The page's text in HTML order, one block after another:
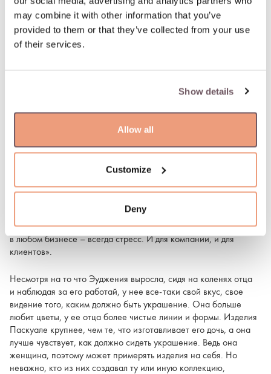
may combine it with other information that you’ve
provided to them or that they’ve collected from your use
of their services.
Show details
Allow all
Customize
Deny
«И это очень ценно для нас и наших клиентов, ведь это
качество каждого изделия, – отмечает Симон Стефани. – Хотя
уже далеко не все делает он сам. Сегодня пост арт-директора
коллекций теперь создает именно она. Однако надо признать,
для бизнеса. Дело в том, что клиенты сразу почувствовали
«новую руку». Одни приняли стиль нового дизайнера, другие
то, что линию Amore Паскуале как делал сам, так
и продолжает делать до сих пор. Впрочем, смена поколений
в любом бизнесе – всегда стресс. И для компании, и для
клиентов».
Несмотря на то что Эуджения выросла, сидя на коленях отца
и наблюдая за его работай, у нее все-таки свой вкус, свое
видение того, каким должно быть украшение. Она больше
любит цветы, у ее отца более чистые линии и формы. Изделия
Паскуале крупнее, чем те, что изготавливает его дочь, а она
лучше чувствует, как должно сидеть украшение. Ведь она
женщина, поэтому может примерять изделия на себя. Но
неважно, кто из них создавал ту или иную коллекцию,